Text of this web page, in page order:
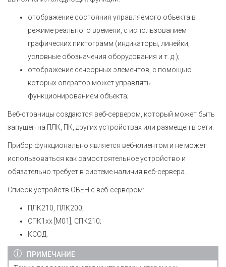
отображение состояния управляемого объекта в
режиме реального времени, с использованием
графических пиктограмм (индикаторы, линейки,
условные обозначения оборудования и т. д.);
отображение сенсорных элементов, с помощью
которых оператор может управлять
функционированием объекта;
Веб-страницы создаются веб-сервером, который может быть
запущен на ПЛК, ПК, других устройствах или размещен в сети.
Прибор функционально является веб-клиентом и не может
использоваться как самостоятельное устройство и
обязательно требует в системе наличия веб-сервера.
Cписок устройств ОВЕН с веб-сервером:
ПЛК210, ПЛК200;
СПК1хх [М01], СПК210;
КСОД.
ПРИМЕЧАНИЕ